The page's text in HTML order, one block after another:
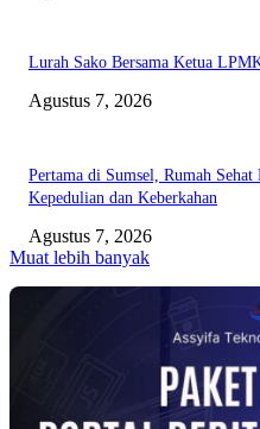
Lurah Sako Bersama Ketua
Agustus 7, 2026
Pertama di Sumsel, Rumah
Kepedulian dan Keberkahan
Agustus 7, 2026
Muat lebih banyak